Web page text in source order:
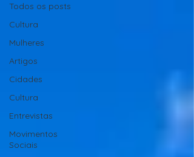
Todos os posts
Cultura
Mulheres
Artigos
Cidades
Cultura
Entrevistas
Movimentos
Sociais